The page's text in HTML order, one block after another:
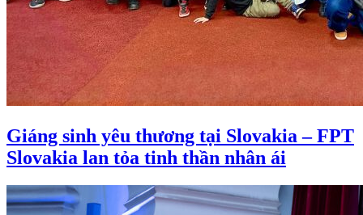
Giáng sinh yêu thương tại Slovakia – FPT
Slovakia lan tỏa tinh thần nhân ái